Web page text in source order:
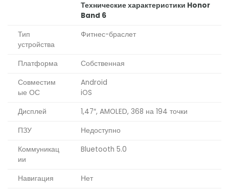
Технические характеристики Honor
Band 6
Тип
устройства
Фитнес-браслет
Платформа
Собственная
Совместим
ые ОС
Android
iOS
Дисплей
1,47″, AMOLED, 368 на 194 точки
ПЗУ
Недоступно
Коммуникац
ии
Bluetooth 5.0
Навигация
Нет